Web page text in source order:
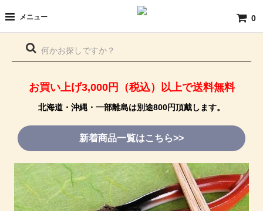
メニュー 0
お買い上げ3,000円（税込）以上で送料無料
北海道・沖縄・一部離島は別途800円頂戴します。
新着商品一覧はこちら>>